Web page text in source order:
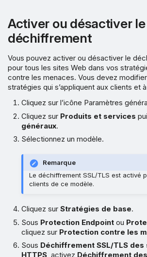
Activer ou désactiver le
déchiffrement
Vous pouvez activer ou désactiver le
pour tous les sites Web dans vos
contre les menaces. Vous devez
stratégies qui s’appliquent aux clients et
Cliquez sur l’icône Paramètres
Cliquez sur Produits et services
généraux.
Sélectionnez un modèle.
Remarque
Le déchiffrement SSL/TLS est activé
clients de ce modèle.
Cliquez surStratégies de base.
Sous Protection Endpoint ou
cliquez sur Protection contre les
Sous Déchiffrement SSL/TLS des
HTTPS , activez Déchiffrement